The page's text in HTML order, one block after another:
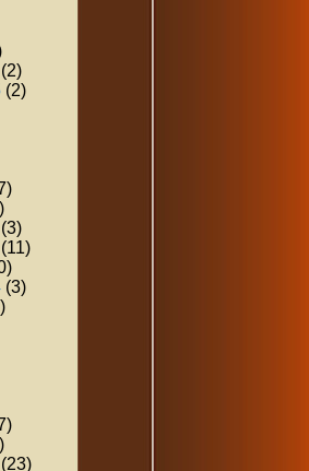
(2)
(2)
(3)
(11)
(3)
(23)